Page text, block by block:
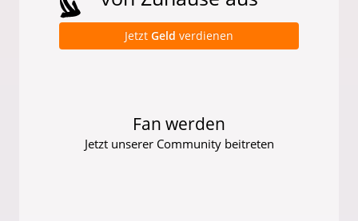
Jetzt Geld verdienen
Fan werden
Jetzt unserer Community beitreten